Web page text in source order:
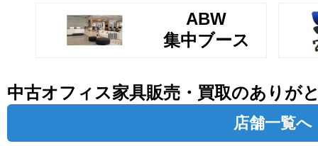
ABW
集中ブース
中古オフィス家具販売・買取のありが
店舗一覧へ